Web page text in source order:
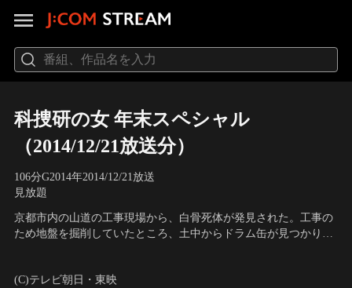
科捜研の女 年末スペシャル
（2014/12/21放送分）
106分G2014年2014/12/21放送
見放題
京都市内の山道の工事現場から、白骨死体が発見された。工事の
ため地盤を掘削していたところ、土中からドラム缶が見つかり、
から20歳以下の女性の骨であることを見抜くが、直後、骨と共に
(C)テレビ朝日・東映